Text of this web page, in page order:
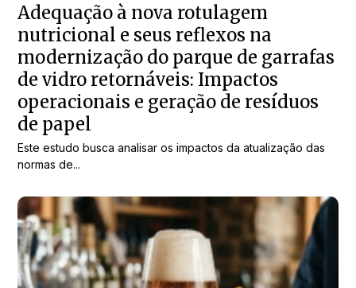
Adequação à nova rotulagem
nutricional e seus reflexos na
modernização do parque de garrafas
de vidro retornáveis: Impactos
operacionais e geração de resíduos
de papel
Este estudo busca analisar os impactos da atualização das
normas de...